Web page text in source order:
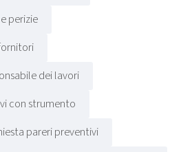
perizie
dei lavori
con strumento
pareri preventivi